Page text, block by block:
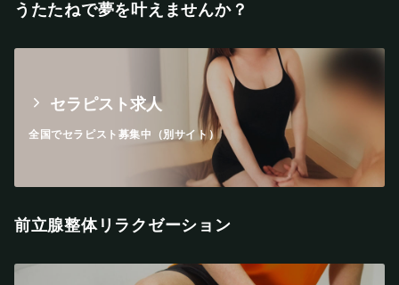
うたたねで夢を叶えませんか？
セラピスト求人
全国でセラピスト募集中（別サイト）
前立腺整体リラクゼーション